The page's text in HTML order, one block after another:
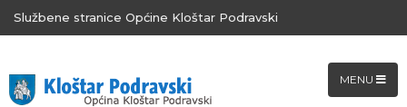
Službene stranice Općine Kloštar Podravski
MENU